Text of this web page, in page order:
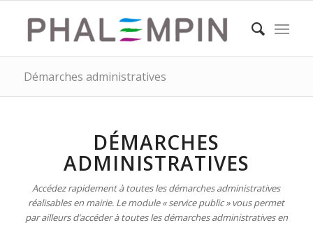
Démarches administratives
DÉMARCHES
ADMINISTRATIVES
Accédez rapidement à toutes les démarches administratives
réalisables en mairie. Le module « service public » vous permet
par ailleurs d’accéder à toutes les démarches administratives en